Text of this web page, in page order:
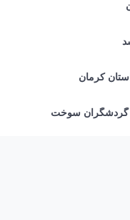
گردشگران سوخت